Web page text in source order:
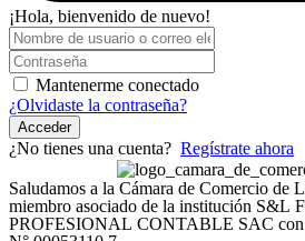
¡Hola, bienvenido de nuevo!
Mantenerme conectado
¿Olvidaste la contraseña?
Acceder
¿No tienes una cuenta? Regístrate ahora
Saludamos a la Cámara de Comercio de
miembro asociado de la institución S&L
PROFESIONAL CONTABLE SAC con